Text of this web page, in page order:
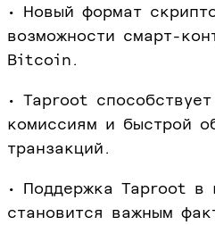
• Новый формат
возможности смарт-
Bitcoin.
• Taproot
комиссиям и быстрой
транзакций.
• Поддержка Taproot в
становится важным